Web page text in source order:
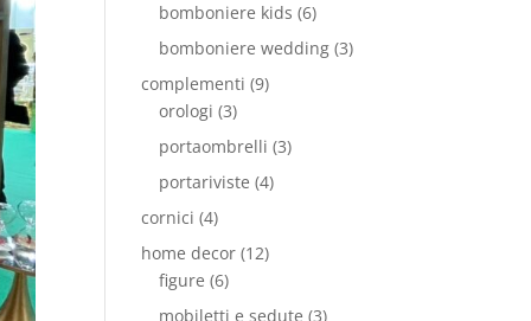
bomboniere kids (6)
bomboniere wedding (3)
complementi (9)
orologi (3)
portaombrelli (3)
portariviste (4)
cornici (4)
home decor (12)
figure (6)
mobiletti e sedute (3)